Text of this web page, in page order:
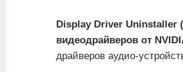
Display Driver Uninstaller
видеодрайверов от
драйверов аудио-